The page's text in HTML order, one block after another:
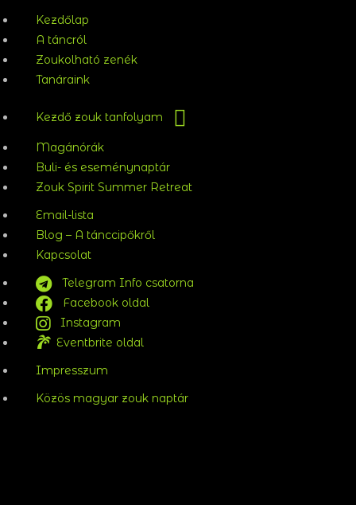
Kezdőlap
A táncról
Zoukolható zenék
Tanáraink
Kezdő zouk tanfolyam
Magánórák
Buli- és eseménynaptár
Zouk Spirit Summer Retreat
Email-lista
Blog – A tánccipőkről
Kapcsolat
Telegram Info csatorna
Facebook oldal
Instagram
Eventbrite oldal
Impresszum
Közös magyar zouk naptár